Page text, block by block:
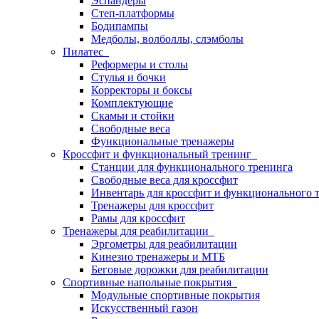
Степ-платформы
Бодипампы
Медболы, волболлы, слэмболы
Пилатес
Реформеры и столы
Стулья и бочки
Корректоры и боксы
Комплектующие
Скамьи и стойки
Свободные веса
Функциональные тренажеры
Кроссфит и функциональный тренинг
Станции для функционального тренинга
Свободные веса для кроссфит
Инвентарь для кроссфит и функционального
Тренажеры для кроссфит
Рамы для кроссфит
Тренажеры для реабилитации
Эргометры для реабилитации
Кинезио тренажеры и МТБ
Беговые дорожки для реабилитации
Спортивные напольные покрытия
Модульные спортивные покрытия
Искусственный газон